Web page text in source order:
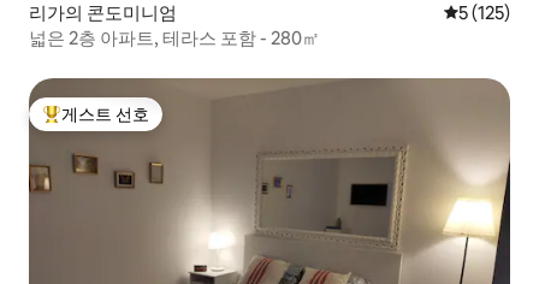
리가의 콘도미니엄 평점 5점(5
5 (125)
넓은 2층 아파트, 테라스 포함 - 280㎡
상위 게스트 선호
게스트 선호